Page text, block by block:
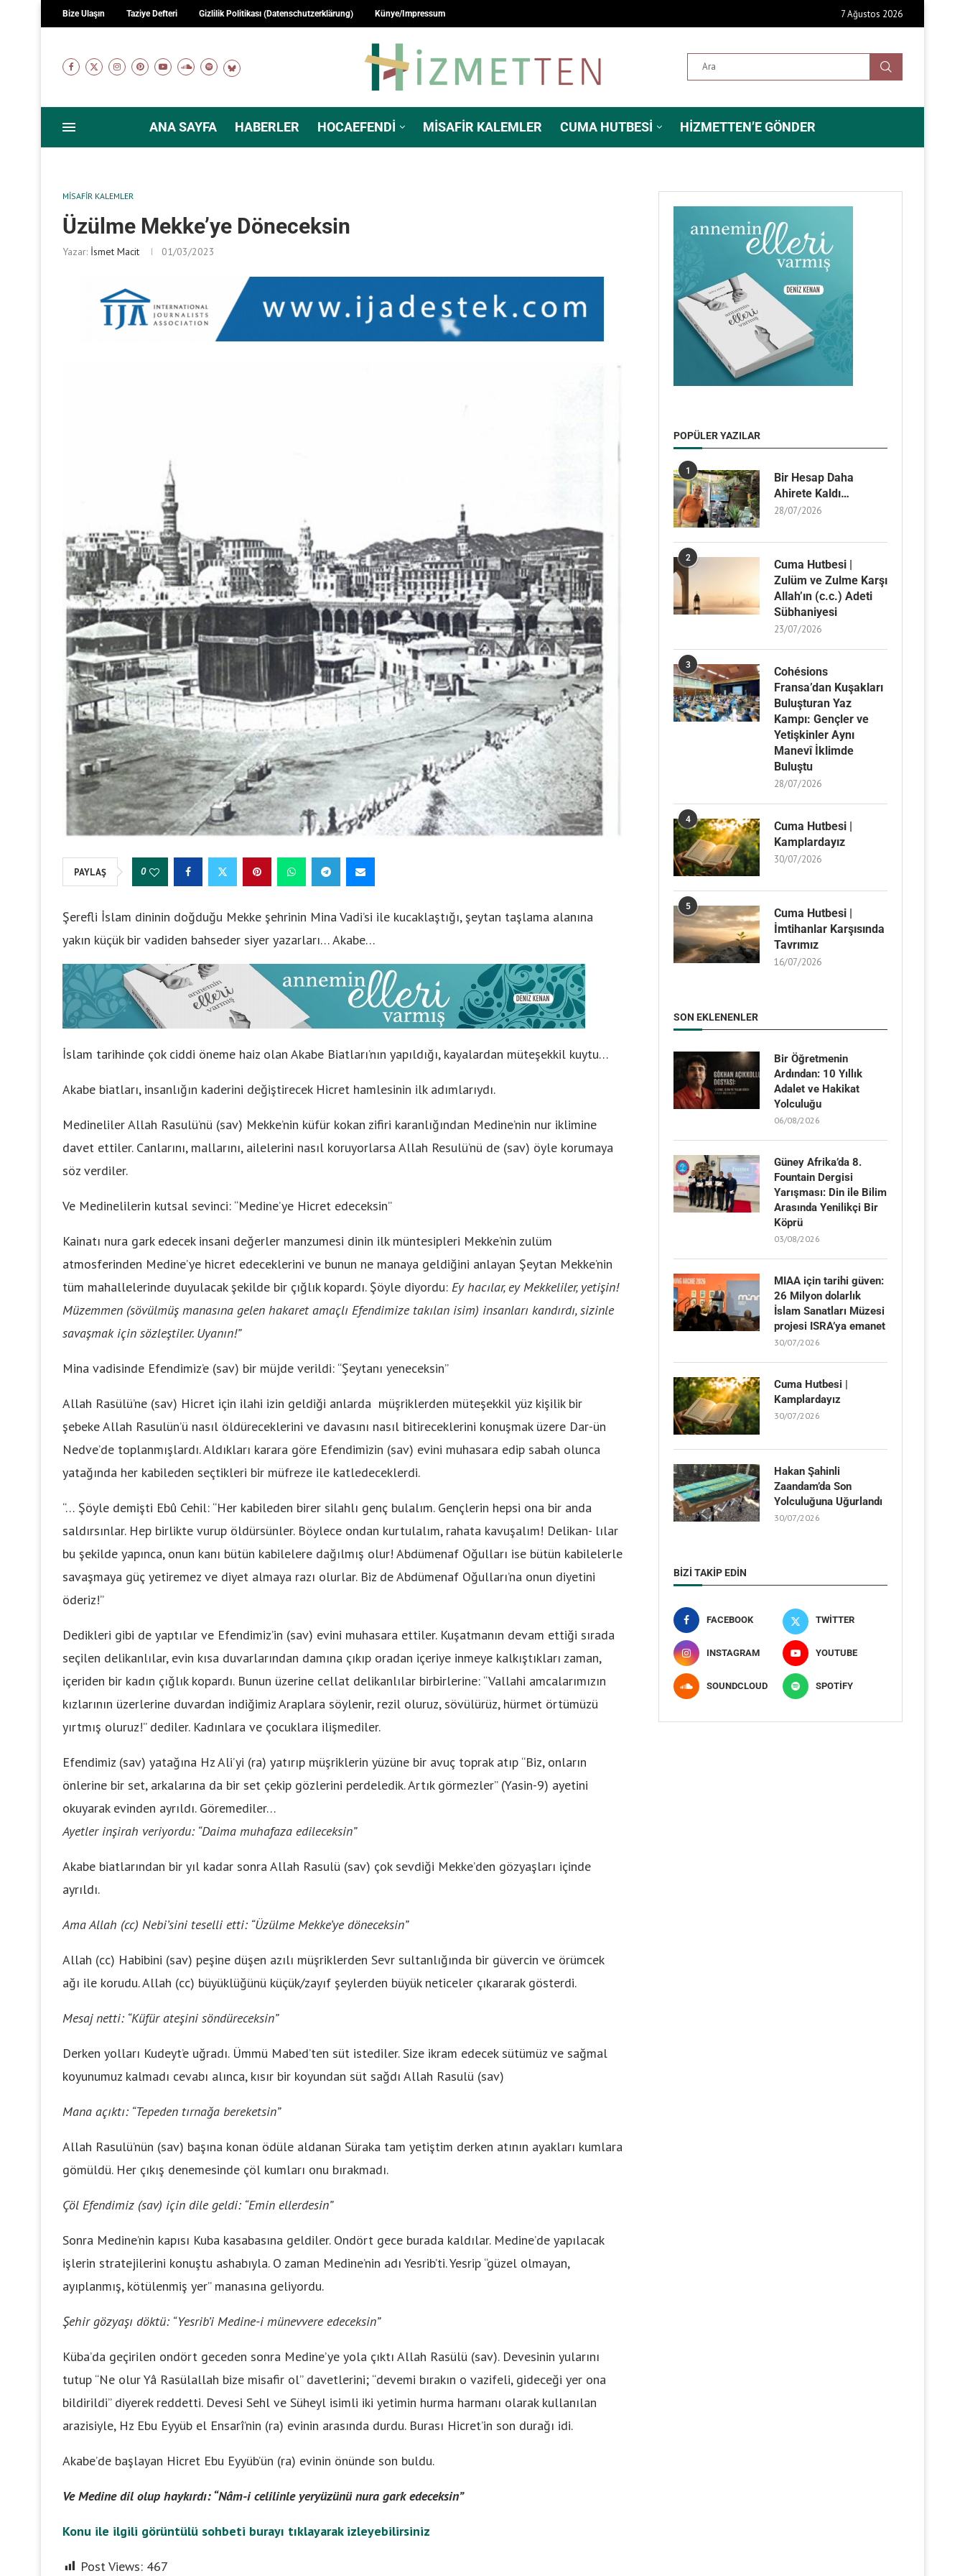
Bize Ulaşın Taziye Defteri Gizlilik Politikası (Datenschutzerklärung) Künye/Impressum 7 Ağustos 2026
ANA SAYFA HABERLER HOCAEFENDI MISAFIR KALEMLER CUMA HUTBESI HIZMETTEN’E GÖNDER
MISAFIR KALEMLER
Üzülme Mekke’ye Döneceksin
Yazar: İsmet Macit 01/03/2023
PAYLAŞ 0
Şerefli İslam dininin doğduğu Mekke şehrinin Mina Vadi’si ile kucaklaştığı, şeytan taşlama alanına
yakın küçük bir vadiden bahseder siyer yazarları… Akabe…
İslam tarihinde çok ciddi öneme haiz olan Akabe Biatları’nın yapıldığı, kayalardan müteşekkil kuytu…
Akabe biatları, insanlığın kaderini değiştirecek Hicret hamlesinin ilk adımlarıydı.
Medineliler Allah Rasulü’nü (sav) Mekke’nin küfür kokan zifiri karanlığından Medine’nin nur iklimine
davet ettiler. Canlarını, mallarını, ailelerini nasıl koruyorlarsa Allah Resulü’nü de (sav) öyle korumaya
söz verdiler.
Ve Medinelilerin kutsal sevinci: “Medine’ye Hicret edeceksin”
Kainatı nura gark edecek insani değerler manzumesi dinin ilk müntesipleri Mekke’nin zulüm
atmosferinden Medine’ye hicret edeceklerini ve bunun ne manaya geldiğini anlayan Şeytan Mekke’nin
tüm mahallelerinde duyulacak şekilde bir çığlık kopardı. Şöyle diyordu: Ey hacılar, ey Mekkeliler, yetişin!
Müzemmen (sövülmüş manasına gelen hakaret amaçlı Efendimize takılan isim) insanları kandırdı, sizinle
savaşmak için sözleştiler. Uyanın!”
Mina vadisinde Efendimiz’e (sav) bir müjde verildi: “Şeytanı yeneceksin”
Allah Rasülü’ne (sav) Hicret için ilahi izin geldiği anlarda müşriklerden müteşekkil yüz kişilik bir
şebeke Allah Rasulün’ü nasıl öldüreceklerini ve davasını nasıl bitireceklerini konuşmak üzere Dar-ün
Nedve’de toplanmışlardı. Aldıkları karara göre Efendimizin (sav) evini muhasara edip sabah olunca
yatağında her kabileden seçtikleri bir müfreze ile katledeceklerdi.
“… Şöyle demişti Ebû Cehil: “Her kabileden birer silahlı genç bulalım. Gençlerin hepsi ona bir anda
saldırsınlar. Hep birlikte vurup öldürsünler. Böylece ondan kurtulalım, rahata kavuşalım! Delikan- lılar
bu şekilde yapınca, onun kanı bütün kabilelere dağılmış olur! Abdümenaf Oğulları ise bütün kabilelerle
savaşmaya güç yetiremez ve diyet almaya razı olurlar. Biz de Abdümenaf Oğulları’na onun diyetini
öderiz!”
Dedikleri gibi de yaptılar ve Efendimiz’in (sav) evini muhasara ettiler. Kuşatmanın devam ettiği sırada
seçilen delikanlılar, evin kısa duvarlarından damına çıkıp oradan içeriye inmeye kalkıştıkları zaman,
içeriden bir kadın çığlık kopardı. Bunun üzerine cellat delikanlılar birbirlerine: “Vallahi amcalarımızın
kızlarının üzerlerine duvardan indiğimiz Araplara söylenir, rezil oluruz, sövülürüz, hürmet örtümüzü
yırtmış oluruz!” dediler. Kadınlara ve çocuklara ilişmediler.
Efendimiz (sav) yatağına Hz Ali’yi (ra) yatırıp müşriklerin yüzüne bir avuç toprak atıp “Biz, onların
önlerine bir set, arkalarına da bir set çekip gözlerini perdeledik. Artık görmezler” (Yasin-9) ayetini
okuyarak evinden ayrıldı. Göremediler…
Ayetler inşirah veriyordu: “Daima muhafaza edileceksin”
Akabe biatlarından bir yıl kadar sonra Allah Rasulü (sav) çok sevdiği Mekke’den gözyaşları içinde
ayrıldı.
Ama Allah (cc) Nebi’sini teselli etti: “Üzülme Mekke’ye döneceksin”
Allah (cc) Habibini (sav) peşine düşen azılı müşriklerden Sevr sultanlığında bir güvercin ve örümcek
ağı ile korudu. Allah (cc) büyüklüğünü küçük/zayıf şeylerden büyük neticeler çıkararak gösterdi.
Mesaj netti: “Küfür ateşini söndüreceksin”
Derken yolları Kudeyt’e uğradı. Ümmü Mabed’ten süt istediler. Size ikram edecek sütümüz ve sağmal
koyunumuz kalmadı cevabı alınca, kısır bir koyundan süt sağdı Allah Rasulü (sav)
Mana açıktı: “Tepeden tırnağa bereketsin”
Allah Rasulü’nün (sav) başına konan ödüle aldanan Süraka tam yetiştim derken atının ayakları kumlara
gömüldü. Her çıkış denemesinde çöl kumları onu bırakmadı.
Çöl Efendimiz (sav) için dile geldi: “Emin ellerdesin”
Sonra Medine’nin kapısı Kuba kasabasına geldiler. Ondört gece burada kaldılar. Medine’de yapılacak
işlerin stratejilerini konuştu ashabıyla. O zaman Medine’nin adı Yesrib’ti. Yesrip “güzel olmayan,
ayıplanmış, kötülenmiş yer” manasına geliyordu.
Şehir gözyaşı döktü: “Yesrib’i Medine-i münevvere edeceksin”
Küba’da geçirilen ondört geceden sonra Medine’ye yola çıktı Allah Rasülü (sav). Devesinin yularını
tutup “Ne olur Yâ Rasülallah bize misafir ol” davetlerini; “devemi bırakın o vazifeli, gideceği yer ona
bildirildi” diyerek reddetti. Devesi Sehl ve Süheyl isimli iki yetimin hurma harmanı olarak kullanılan
arazisiyle, Hz Ebu Eyyüb el Ensarî’nin (ra) evinin arasında durdu. Burası Hicret’in son durağı idi.
Akabe’de başlayan Hicret Ebu Eyyüb’ün (ra) evinin önünde son buldu.
Ve Medine dil olup haykırdı: “Nâm-i celilinle yeryüzünü nura gark edeceksin”
Konu ile ilgili görüntülü sohbeti burayı tıklayarak izleyebilirsiniz
Post Views: 467
POPÜLER YAZILAR
1
Bir Hesap Daha
Ahirete Kaldı…
28/07/2026
2
Cuma Hutbesi |
Zulüm ve Zulme Karşı
Allah’ın (c.c.) Adeti
Sübhaniyesi
23/07/2026
3
Cohésions
Fransa’dan Kuşakları
Buluşturan Yaz
Kampı: Gençler ve
Yetişkinler Aynı
Manevî İklimde
Buluştu
28/07/2026
4
Cuma Hutbesi |
Kamplardayız
30/07/2026
5
Cuma Hutbesi |
İmtihanlar Karşısında
Tavrımız
16/07/2026
SON EKLENENLER
Bir Öğretmenin
Ardından: 10 Yıllık
Adalet ve Hakikat
Yolculuğu
06/08/2026
Güney Afrika’da 8.
Fountain Dergisi
Yarışması: Din ile Bilim
Arasında Yenilikçi Bir
Köprü
03/08/2026
MIAA için tarihi güven:
26 Milyon dolarlık
İslam Sanatları Müzesi
projesi ISRA’ya emanet
30/07/2026
Cuma Hutbesi |
Kamplardayız
30/07/2026
Hakan Şahinli
Zaandam’da Son
Yolculuğuna Uğurlandı
30/07/2026
BIZI TAKIP EDIN
FACEBOOK TWITTER
INSTAGRAM YOUTUBE
SOUNDCLOUD SPOTIFY